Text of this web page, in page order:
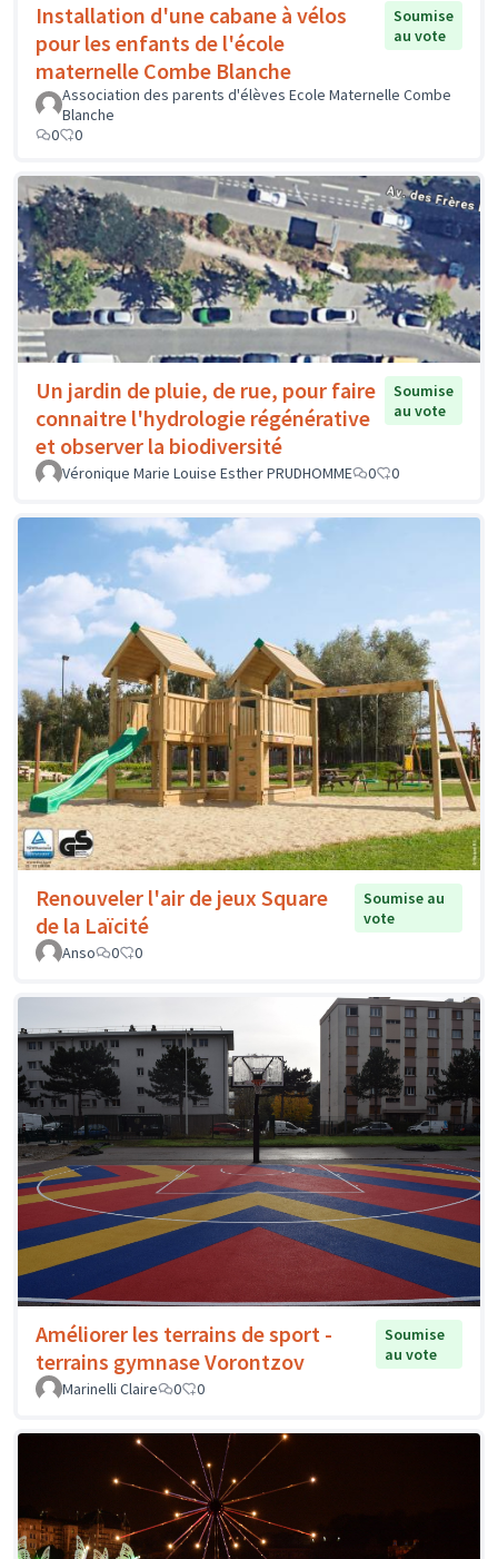
Installation d'une cabane à vélos
pour les enfants de l'école
maternelle Combe Blanche
Soumise
au vote
Association des parents d'élèves Ecole Maternelle Combe
Blanche
0
0
Un jardin de pluie, de rue, pour faire
connaitre l'hydrologie régénérative
et observer la biodiversité
Soumise
au vote
Véronique Marie Louise Esther PRUDHOMME 0 0
Renouveler l'air de jeux Square
de la Laïcité
Soumise au
vote
Anso
0 0
Améliorer les terrains de sport -
terrains gymnase Vorontzov
Soumise
au vote
Marinelli Claire
0 0